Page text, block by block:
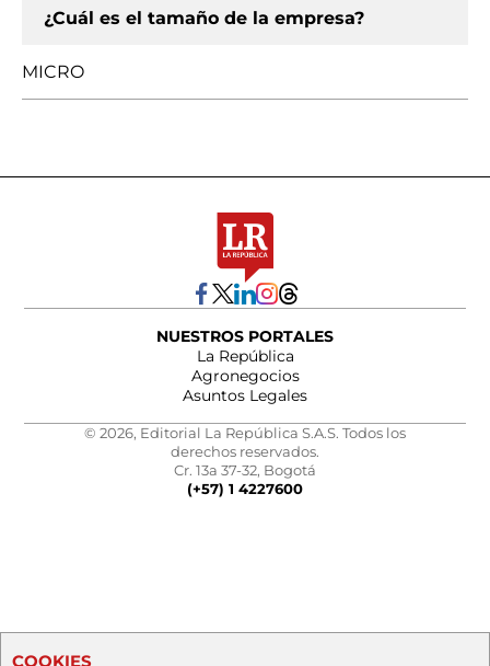
¿Cuál es el tamaño de la empresa?
MICRO
NUESTROS PORTALES
La República
Agronegocios
Asuntos Legales
© 2026, Editorial La República S.A.S. Todos los
derechos reservados.
Cr. 13a 37-32, Bogotá
(+57) 1 4227600
COOKIES